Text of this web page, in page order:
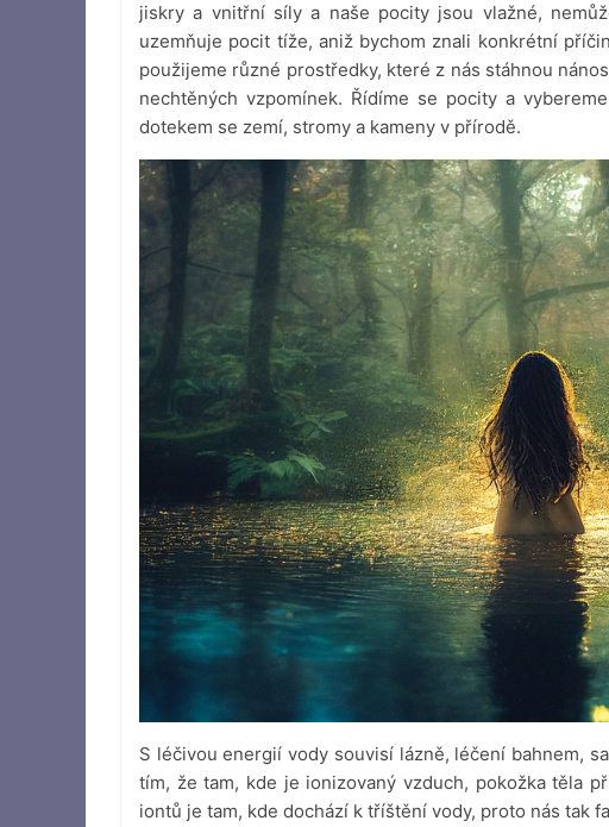
jiskry a vnitřní síly a naše pocity jsou vlažné,
uzemňuje pocit tíže, aniž bychom znali konkrétní
použijeme různé prostředky, které z nás stáhnou
nechtěných vzpomínek. Řídíme se pocity a
dotekem se zemí, stromy a kameny v přírodě.
S léčivou energií vody souvisí lázně, léčení bahnem,
tím, že tam, kde je ionizovaný vzduch, pokožka těla
iontů je tam, kde dochází k tříštění vody, proto nás tak